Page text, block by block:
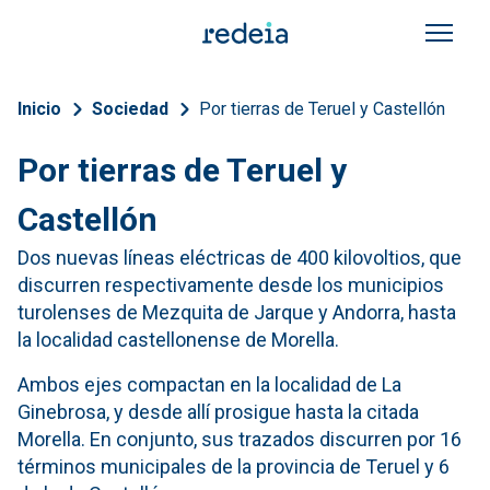
Sobrescribir enlaces de
Inicio Sociedad Por tierras de Teruel y Castellón
Por tierras de Teruel y
Castellón
Dos nuevas líneas eléctricas de 400 kilovoltios, que
discurren respectivamente desde los municipios
turolenses de Mezquita de Jarque y Andorra, hasta
la localidad castellonense de Morella.
Ambos ejes compactan en la localidad de La
Ginebrosa, y desde allí prosigue hasta la citada
Morella. En conjunto, sus trazados discurren por 16
términos municipales de la provincia de Teruel y 6